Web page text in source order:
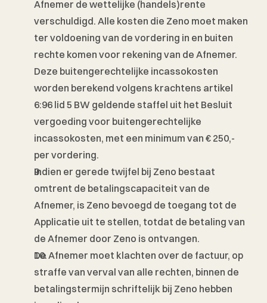
Afnemer de wettelijke (handels)rente
verschuldigd. Alle kosten die Zeno moet maken
ter voldoening van de vordering in en buiten
rechte komen voor rekening van de Afnemer.
Deze buitengerechtelijke incassokosten
worden berekend volgens krachtens artikel
6:96 lid 5 BW geldende staffel uit het Besluit
vergoeding voor buitengerechtelijke
incassokosten, met een minimum van € 250,-
per vordering.
Indien er gerede twijfel bij Zeno bestaat
omtrent de betalingscapaciteit van de
Afnemer, is Zeno bevoegd de toegang tot de
Applicatie uit te stellen, totdat de betaling van
de Afnemer door Zeno is ontvangen.
De Afnemer moet klachten over de factuur, op
straffe van verval van alle rechten, binnen de
betalingstermijn schriftelijk bij Zeno hebben